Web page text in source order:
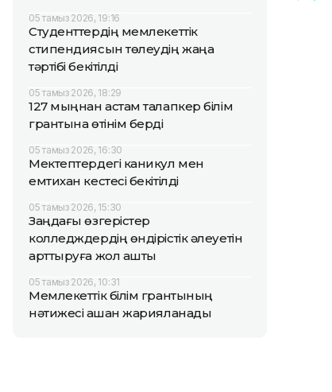
05 тамыз 2026, 19:16
Студенттердің мемлекеттік
стипендиясын төлеудің жаңа
тәртібі бекітілді
05 тамыз 2026, 18:29
127 мыңнан астам талапкер білім
грантына өтінім берді
05 тамыз 2026, 16:30
Мектептердегі каникул мен
емтихан кестесі бекітілді
05 тамыз 2026, 15:30
Заңдағы өзгерістер
колледждердің өндірістік әлеуетін
арттыруға жол ашты
05 тамыз 2026, 10:31
Мемлекеттік білім грантының
нәтижесі қашан жарияланады